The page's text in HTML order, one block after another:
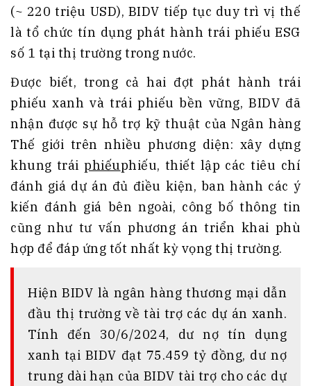
(~ 220 triệu USD), BIDV tiếp tục duy trì vị thế
là tổ chức tín dụng phát hành trái phiếu ESG
số 1 tại thị trường trong nước.
Được biết, trong cả hai đợt phát hành trái
phiếu xanh và trái phiếu bền vững, BIDV đã
nhận được sự hỗ trợ kỹ thuật của Ngân hàng
Thế giới trên nhiều phương diện: xây dựng
khung tráiphiếuphiếu, thiết lập các tiêu chí
đánh giá dự án đủ điều kiện, ban hành các ý
kiến đánh giá bên ngoài, công bố thông tin
cũng như tư vấn phương án triển khai phù
hợp để đáp ứng tốt nhất kỳ vọng thị trường.
Hiện BIDV là ngân hàng thương mại dẫn
đầu thị trường về tài trợ các dự án xanh.
Tính đến 30/6/2024, dư nợ tín dụng
xanh tại BIDV đạt 75.459 tỷ đồng, dư nợ
trung dài hạn của BIDV tài trợ cho các dự